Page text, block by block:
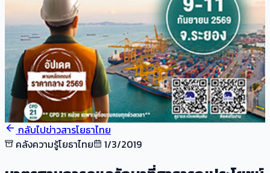
กลับไปข่าวสารโยธาไทย
คลังความรู้โยธาไทย
1/3/2019